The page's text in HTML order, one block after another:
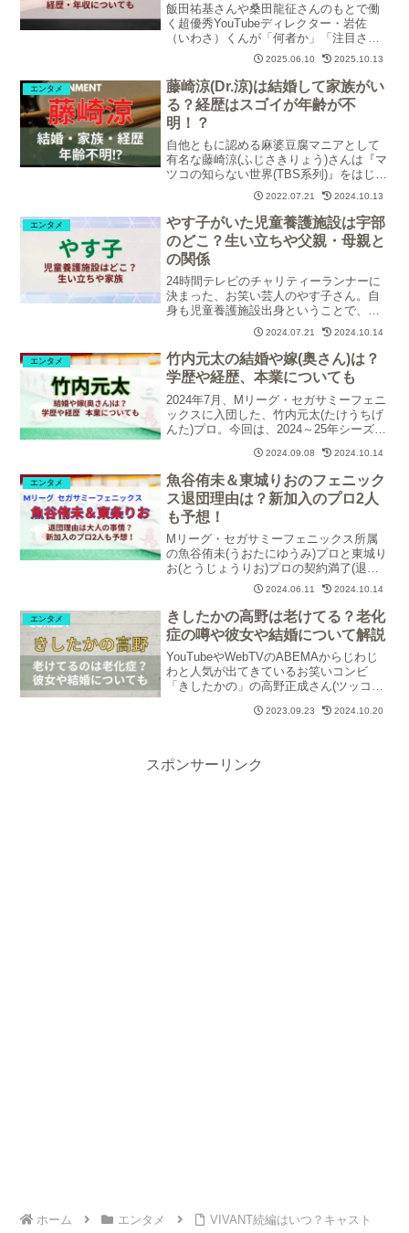
飯田祐基さんや桑田龍征さんのもとで働
く超優秀YouTubeディレクター・岩佐
（いわさ）くんが「何者か」「注目され
る理由」「担当している仕事」「飯田・
桑田・ヒカルとの関係」「顔画像や本
名」「ディレクター経歴」「年収（予
想）」について調査・紹介します。
2025.06.10 2025.10.13
エンタメ
藤崎涼(Dr.涼)は結婚して家族がい
る？経歴はスゴイが年齢が不
明！？
自他ともに認める麻婆豆腐マニアとして
有名な藤崎涼(ふじさきりょう)さんは『マ
ツコの知らない世界(TBS系列)』をはじ
め、各局の激辛系番組に出演してきたの
でご存知の方も多いのではないでしょう
か。藤崎涼さんの結婚や家族、本業のド
ラマーを含めた経歴や年齢について調査
してみました。
2022.07.21 2024.10.13
エンタメ
やす子がいた児童養護施設は宇部
のどこ？生い立ちや父親・母親と
の関係
24時間テレビのチャリティーランナーに
決まった、お笑い芸人のやす子さん。自
身も児童養護施設出身ということで、今
回の仕事を引き受けたと話したやす子さ
んの「児童養護施設の場所」「生い立
ち」「家族」「プロフィール」について
調査・紹介します。
2024.07.21 2024.10.14
エンタメ
竹内元太の結婚や嫁(奥さん)は？
学歴や経歴、本業についても
2024年7月、Mリーグ・セガサミーフェニ
ックスに入団した、竹内元太(たけうちげ
んた)プロ。今回は、2024～25年シーズン
ィール」「身長」「年齢」「嫁(奥さん)や
子供」「学歴/経歴」「Mリーグ以外の仕
事」について調査・紹介します。
2024.09.08 2024.10.14
エンタメ
魚谷侑未＆東城りおのフェニック
ス退団理由は？新加入のプロ2人
も予想！
Mリーグ・セガサミーフェニックス所属
の魚谷侑未(うおたにゆうみ)プロと東城り
お(とうじょうりお)プロの契約満了(退団)
が発表されました。魚谷＆東城両プロの
退団理由と、フェニックス新加入のプロ2
人が誰になるか予想してみます。
2024.06.11 2024.10.14
エンタメ
きしたかの高野は老けてる？老化
症の噂や彼女や結婚について解説
YouTubeやWebTVのABEMAからじわじ
わと人気が出てきているお笑いコンビ
「きしたかの」の高野正成さん(ツッコミ
きしたかの高野さんの経歴プロフィー
た。
2023.09.23 2024.10.20
スポンサーリンク
ホーム エンタメ VIVANT続編はいつ？キャスト